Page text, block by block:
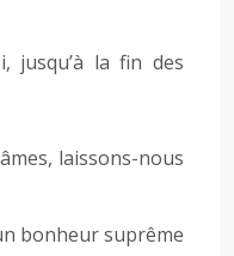
jusqu’à la fin des
laissons-nous
bonheur suprême